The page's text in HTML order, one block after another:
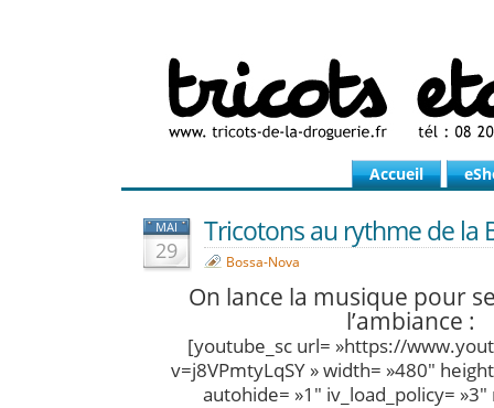
Accueil
MAI
29
Tricotons au rythme de la
Bossa-Nova
On lance la musique pour
l’ambiance :
[youtube_sc url= »https://
v=j8VPmtyLqSY » width= »480″
autohide= »1″ iv_load_policy=